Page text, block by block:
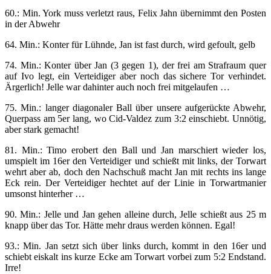
60.: Min. York muss verletzt raus, Felix Jahn übernimmt den Posten
in der Abwehr
64. Min.: Konter für Lühnde, Jan ist fast durch, wird gefoult, gelb
74. Min.: Konter über Jan (3 gegen 1), der frei am Strafraum quer
auf Ivo legt, ein Verteidiger aber noch das sichere Tor verhindet.
Ärgerlich! Jelle war dahinter auch noch frei mitgelaufen …
75. Min.: langer diagonaler Ball über unsere aufgerückte Abwehr,
Querpass am 5er lang, wo Cid-Valdez zum 3:2 einschiebt. Unnötig,
aber stark gemacht!
81. Min.: Timo erobert den Ball und Jan marschiert wieder los,
umspielt im 16er den Verteidiger und schießt mit links, der Torwart
wehrt aber ab, doch den Nachschuß macht Jan mit rechts ins lange
Eck rein. Der Verteidiger hechtet auf der Linie in Torwartmanier
umsonst hinterher …
90. Min.: Jelle und Jan gehen alleine durch, Jelle schießt aus 25 m
knapp über das Tor. Hätte mehr draus werden können. Egal!
93.: Min. Jan setzt sich über links durch, kommt in den 16er und
schiebt eiskalt ins kurze Ecke am Torwart vorbei zum 5:2 Endstand.
Irre!